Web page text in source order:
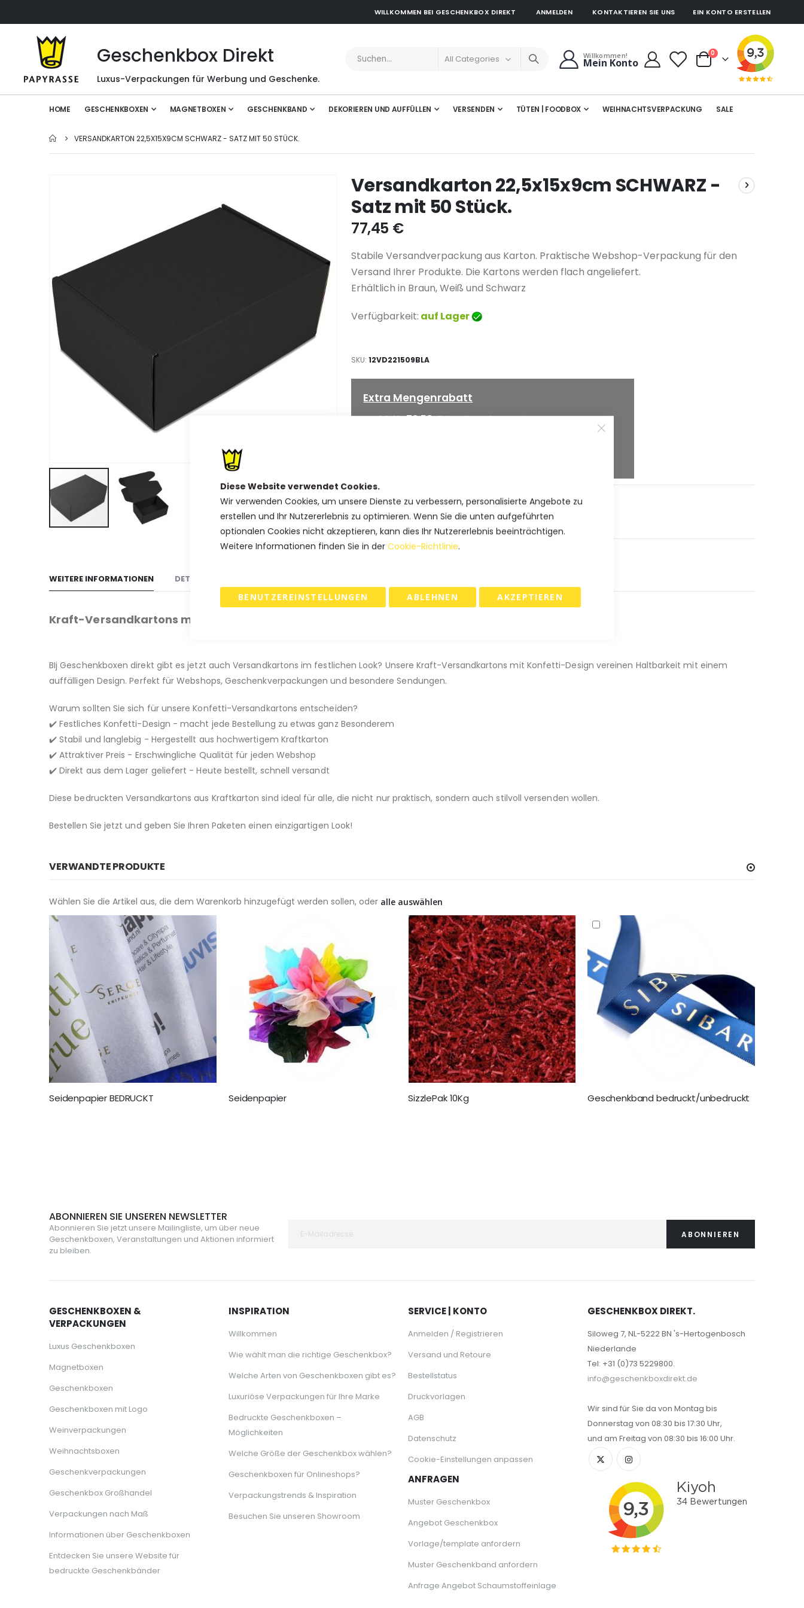
Diese Website verwendet Cookies.
Wir verwenden Cookies, um unsere Dienste zu verbessern, personalisierte Angebote zu
erstellen und Ihr Nutzererlebnis zu optimieren. Wenn Sie die unten aufgeführten
optionalen Cookies nicht akzeptieren, kann dies Ihr Nutzererlebnis beeinträchtigen.
Weitere Informationen finden Sie in der Cookie-Richtlinie.
AKZEPTIEREN
BENUTZEREINSTELLUNGEN ABLEHNEN
WILLKOMMEN BEI GESCHENKBOX DIREKT ANMELDEN KONTAKTIEREN SIE UNS EIN KONTO ERSTELLEN
Geschenkbox Direkt
Luxus-Verpackungen für Werbung und Geschenke.
Willkommen!
Mein Konto Cart
0Artikel
HOME GESCHENKBOXEN MAGNETBOXEN GESCHENKBAND DEKORIEREN UND AUFFÜLLEN VERSENDEN TÜTEN | FOODBOX WEIHNACHTSVERPACKUNG SALE
VERSANDKARTON 22,5X15X9CM SCHWARZ - SATZ MIT 50 STÜCK.
Bildgalerie
springen
Versandkarton 22,5x15x9cm SCHWARZ -
Satz mit 50 Stück.
77,45 €
Stabile Versandverpackung aus Karton. Praktische Webshop-Verpackung für den
Versand Ihrer Produkte. Die Kartons werden flach angeliefert.
Erhältlich in Braun, Weiß und Schwarz
Verfügbarkeit: auf Lager
SKU 12VD221509BLA
Extra Mengenrabatt
Kauf 2 für73,58 € jeweils undspare5%
IN DEN WARENKORB
WEITERE INFORMATIONEN
Kraft-Versandkartons mit Konfetti-Design - stilvoll, stabil und wirtschaftlich.
BIj Geschenkboxen direkt gibt es jetzt auch Versandkartons im festlichen Look? Unsere Kraft-Versandkartons mit Konfetti-Design vereinen Haltbarkeit mit einem
auffälligen Design. Perfekt für Webshops, Geschenkverpackungen und besondere Sendungen.
Warum sollten Sie sich für unsere Konfetti-Versandkartons entscheiden?
✔️ Festliches Konfetti-Design - macht jede Bestellung zu etwas ganz Besonderem
✔️ Stabil und langlebig - Hergestellt aus hochwertigem Kraftkarton
✔️ Attraktiver Preis - Erschwingliche Qualität für jeden Webshop
✔️ Direkt aus dem Lager geliefert - Heute bestellt, schnell versandt
Diese bedruckten Versandkartons aus Kraftkarton sind ideal für alle, die nicht nur praktisch, sondern auch stilvoll versenden wollen.
Bestellen Sie jetzt und geben Sie Ihren Paketen einen einzigartigen Look!
DETAILS
VERWANDTE PRODUKTE
Wählen Sie die Artikel aus, die dem Warenkorb hinzugefügt werden sollen, oder alle auswählen
Seidenpapier BEDRUCKT Seidenpapier SizzlePak 10Kg Geschenkband bedruckt/unbedruckt
ABONNIEREN SIE UNSEREN NEWSLETTER
Abonnieren Sie jetzt unsere Mailingliste, um über neue
Geschenkboxen, Veranstaltungen und Aktionen informiert
zu bleiben.
ABONNIEREN
GESCHENKBOXEN &
VERPACKUNGEN
Luxus Geschenkboxen
Magnetboxen
Geschenkboxen
Geschenkboxen mit Logo
Weinverpackungen
Weihnachtsboxen
Geschenkverpackungen
Geschenkbox Großhandel
Verpackungen nach Maß
Informationen über Geschenkboxen
Entdecken Sie unsere Website für
bedruckte Geschenkbänder
INSPIRATION
Willkommen
Wie wählt man die richtige Geschenkbox?
Welche Arten von Geschenkboxen gibt es?
Luxuriöse Verpackungen für Ihre Marke
Bedruckte Geschenkboxen –
Möglichkeiten
Welche Größe der Geschenkbox wählen?
Geschenkboxen für Onlineshops?
Verpackungstrends & Inspiration
Besuchen Sie unseren Showroom
SERVICE | KONTO
Anmelden / Registrieren
Versand und Retoure
Bestellstatus
Druckvorlagen
AGB
Datenschutz
Cookie-Einstellungen anpassen
ANFRAGEN
Muster Geschenkbox
Angebot Geschenkbox
Vorlage/template anfordern
Muster Geschenkband anfordern
Anfrage Angebot Schaumstoffeinlage
GESCHENKBOX DIREKT.
Siloweg 7, NL-5222 BN 's-Hertogenbosch
Niederlande
Tel: +31 (0)73 5229800.
info@geschenkboxdirekt.de
Wir sind für Sie da von Montag bis
Donnerstag von 08:30 bis 17:30 Uhr,
und am Freitag von 08:30 bis 16:00 Uhr.